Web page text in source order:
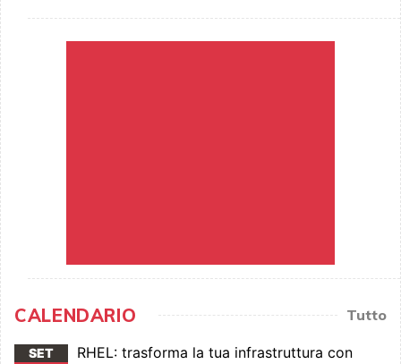
CALENDARIO Tutto
SET
RHEL: trasforma la tua infrastruttura con